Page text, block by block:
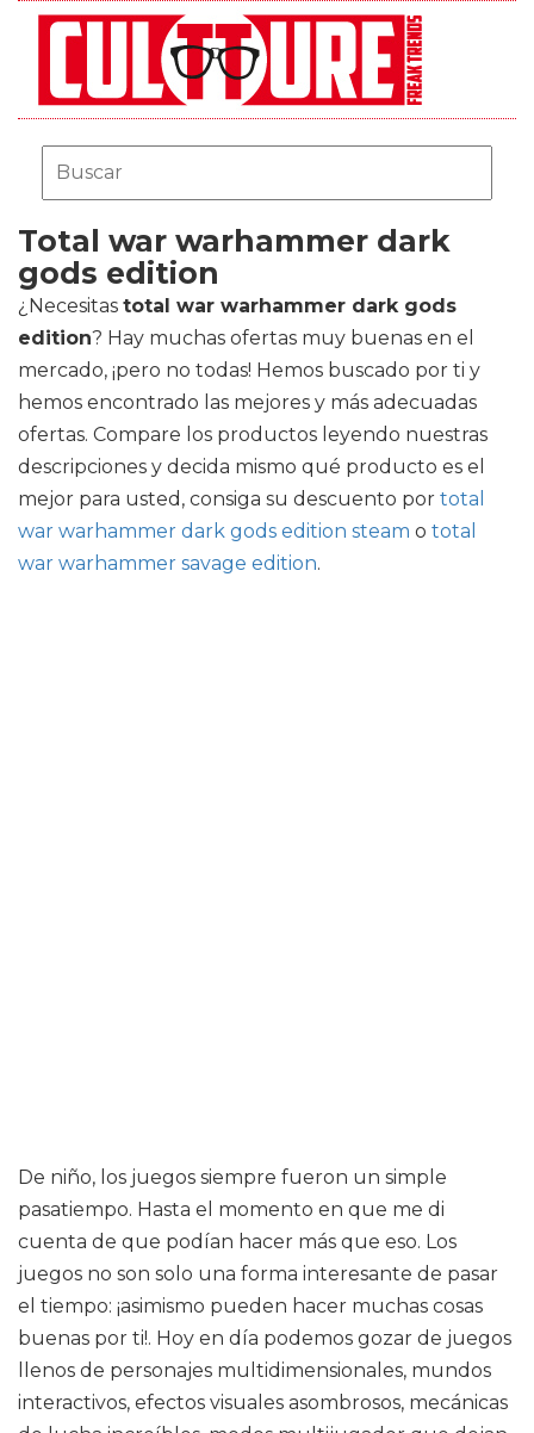
Total war warhammer dark
gods edition
¿Necesitas total war warhammer dark gods
edition? Hay muchas ofertas muy buenas en el
mercado, ¡pero no todas! Hemos buscado por ti y
hemos encontrado las mejores y más adecuadas
ofertas. Compare los productos leyendo nuestras
descripciones y decida mismo qué producto es el
mejor para usted, consiga su descuento por total
war warhammer dark gods edition steam o total
war warhammer savage edition.
De niño, los juegos siempre fueron un simple
pasatiempo. Hasta el momento en que me di
cuenta de que podían hacer más que eso. Los
juegos no son solo una forma interesante de pasar
el tiempo: ¡asimismo pueden hacer muchas cosas
buenas por ti!. Hoy en día podemos gozar de juegos
llenos de personajes multidimensionales, mundos
interactivos, efectos visuales asombrosos, mecánicas